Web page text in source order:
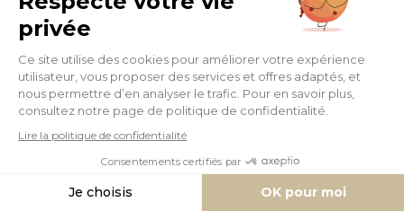
Plaque De Porte Danseuse...